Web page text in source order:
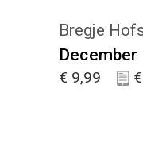
Bregje
December
€ 9,99 €